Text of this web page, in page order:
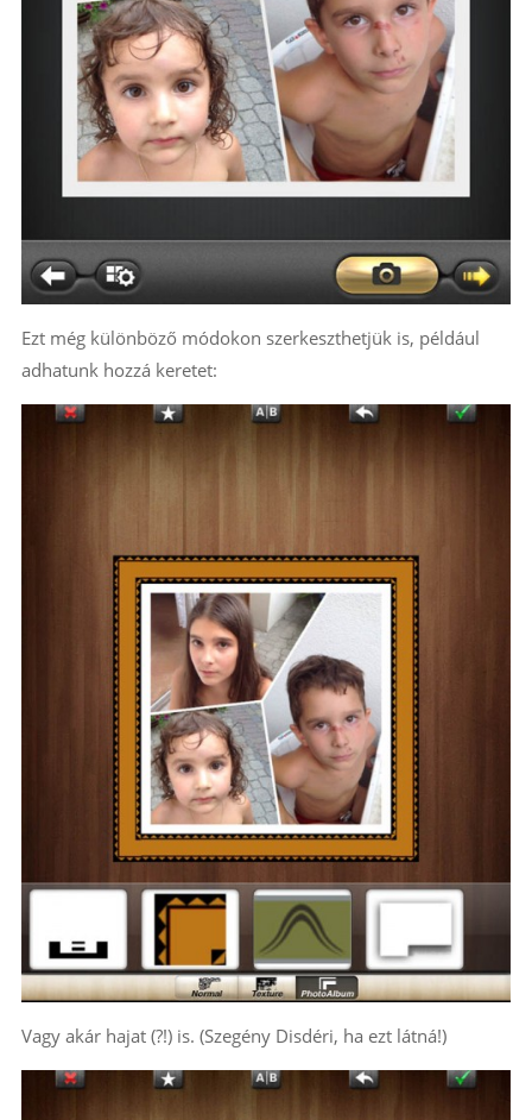
Ezt még különböző módokon szerkeszthetjük is, például
adhatunk hozzá keretet:
Vagy akár hajat (?!) is. (Szegény Disdéri, ha ezt látná!)